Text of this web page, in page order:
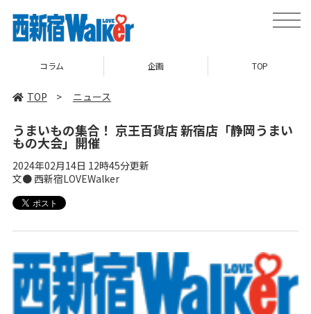
toggle
企画 TOP ニュース
TOP > ニュース
うまいもの集合！ 京王百貨店 新宿店「静岡うまい
もの大会」開催
2024年02月14日 12時45分更新
文● 西新宿LOVEWalker